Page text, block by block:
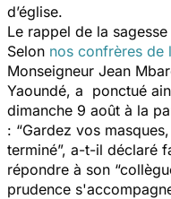
d’église.
Le rappel de la
Selon nos confrères de
Monseigneur Jean
Yaoundé, a ponctué
dimanche 9 août à la
: “Gardez vos
terminé”, a-t-il déclaré
répondre à son
prudence